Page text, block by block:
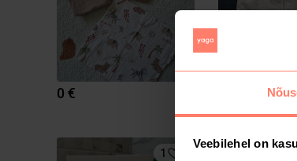
Veebilehel on
0 €
1